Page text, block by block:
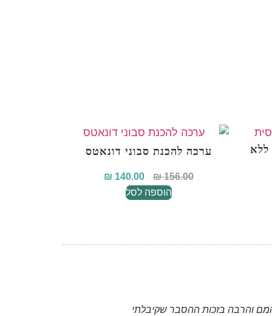
ללא
ערכה להכנת סבוני דונאטס
₪156.00
₪ 140.00
הוספה לסל
והרבה בזכות ההסבר שקיבלתי